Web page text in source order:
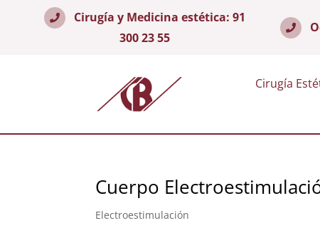
Cirugía y Medicina estética: 91
300 23 55
Cirugía
Cuerpo
Electroestimulación